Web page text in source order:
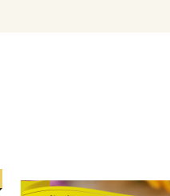
業デジタル変革事業にか